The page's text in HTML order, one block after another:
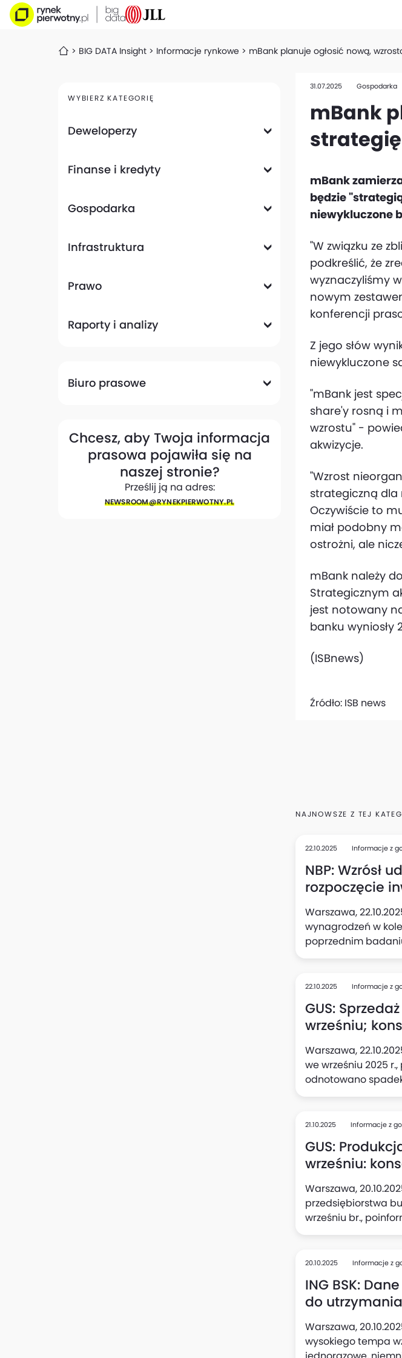
BIG DATA Insight Informacje rynkowe mBank planuje ogłosić nową,
WYBIERZ KATEGORIĘ
Deweloperzy
Finanse i kredyty
Gospodarka
Infrastruktura
Prawo
Raporty i analizy
Biuro prasowe
Chcesz, aby Twoja informacja
prasowa pojawiła się na
naszej stronie?
Prześlij ją na adres:
NEWSROOM@​RYNEKPIERWOTNY.PL
31.07.2025 Gospodarka
mBank
mBank
będzie
niewykluczone
"W związku ze
podkreślić, że
wyznaczyliśmy
nowym
konferencji
Z jego słów
niewykluczone
"mBank jest
share'y rosną i
wzrostu" -
akwizycje.
"Wzrost
strategiczną dla
Oczywiście to
miał podobny
ostrożni, ale
mBank należy
Strategicznym
jest notowany
banku wyniosły
(ISBnews)
Źródło: ISB news
NAJNOWSZE Z TEJ
22.10.2025 Informacje z
NBP: Wzrósł
rozpoczęcie
Warszawa,
wynagrodzeń w
poprzednim
podwyżki (do 5,1%,
deklarujących
22.10.2025 Informacje z
GUS:
wrześniu;
Warszawa,
we wrześniu 2025
odnotowano spadek
21.10.2025 Informacje z
GUS:
wrześniu:
Warszawa,
przedsiębiorstwa
wrześniu br.,
odnotowano wzrost
20.10.2025 Informacje z
ING BSK:
do
Warszawa,
wysokiego tempa